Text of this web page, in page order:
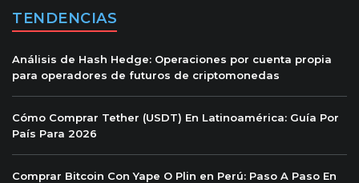
TENDENCIAS
Análisis de Hash Hedge: Operaciones por cuenta propia
para operadores de futuros de criptomonedas
Cómo Comprar Tether (USDT) En Latinoamérica: Guía Por
País Para 2026
Comprar Bitcoin Con Yape O Plin en Perú: Paso A Paso En